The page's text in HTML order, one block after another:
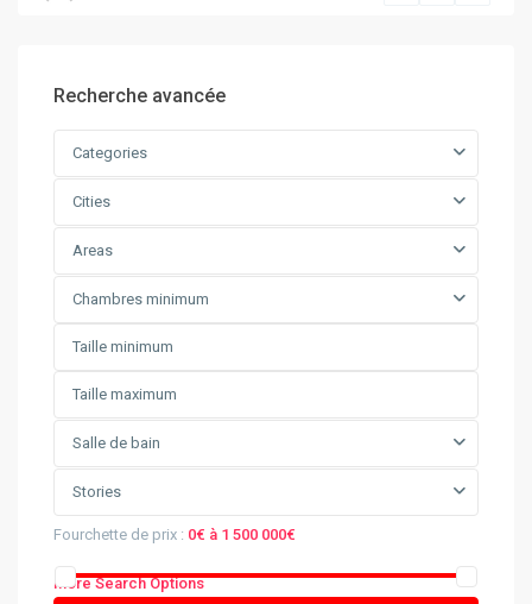
Recherche avancée
Categories
Cities
Areas
Chambres minimum
Salle de bain
Stories
Fourchette de prix : 0€ à 1 500 000€
More Search Options